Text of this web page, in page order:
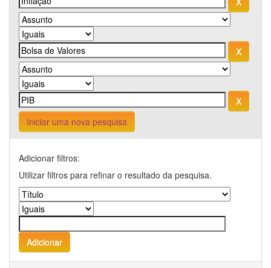
Iniciar uma nova pesquisa
Adicionar filtros:
Utilizar filtros para refinar o resultado da pesquisa.